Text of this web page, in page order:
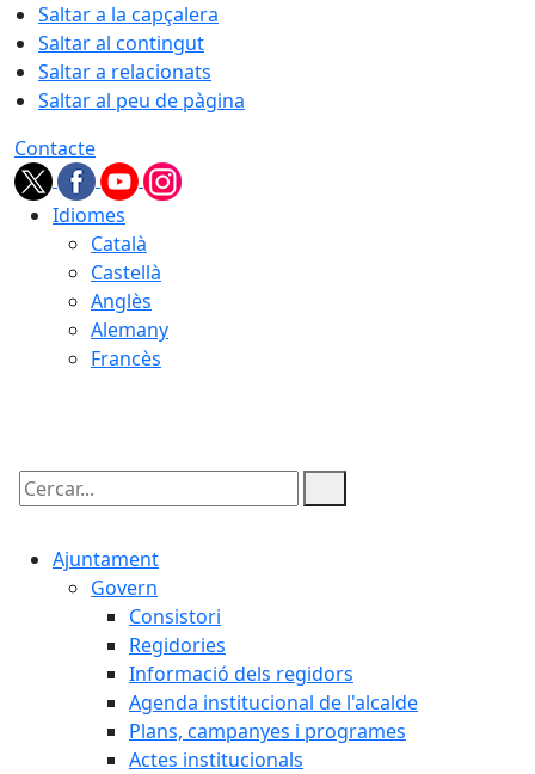
Saltar a la capçalera
Saltar al contingut
Saltar a relacionats
Saltar al peu de pàgina
Contacte
Idiomes
Català
Castellà
Anglès
Alemany
Francès
Cercar:
Ajuntament
Govern
Consistori
Regidories
Informació dels regidors
Agenda institucional de l'alcalde
Plans, campanyes i programes
Actes institucionals